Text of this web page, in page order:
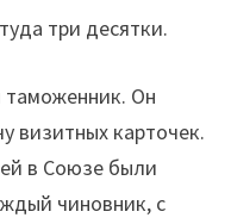
три десятки.
таможенник. Он
визитных карточек.
в Союзе были
чиновник, с